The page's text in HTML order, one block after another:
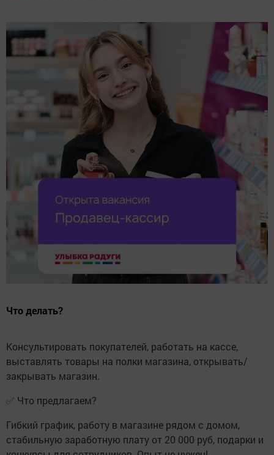
Что делать?
Консультировать покупателей, работать на кассе,
выставлять товары на полки магазина, открывать/
закрывать магазин.
✅ Что предлагаем?
Гибкий график, работу в магазине рядом с домом,
стабильную заработную плату от 20 000 руб, подарки и